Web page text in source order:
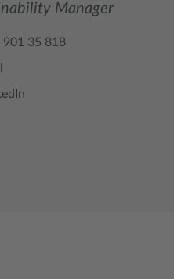
Manager
901 35 818